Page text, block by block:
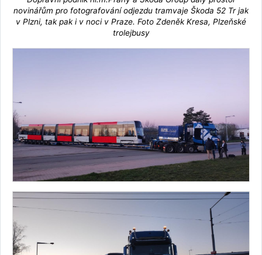
novinářům pro fotografování odjezdu tramvaje Škoda 52 Tr jak
v Plzni, tak pak i v noci v Praze. Foto Zdeněk Kresa, Plzeňské
trolejbusy